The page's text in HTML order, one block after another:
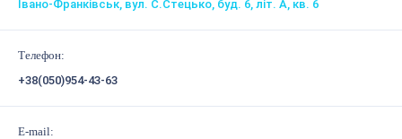
Івано-Франківськ, вул. С.Стецько, буд. 6, літ. А, кв. 6
Телефон:
+38(050)954-43-63
E-mail: